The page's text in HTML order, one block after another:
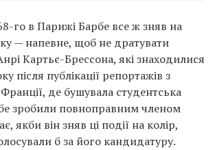
го в Парижі Барбе все ж зняв на
— напевне, щоб не дратувати
Картьє-Брессона, які знаходилися
після публікації репортажів з
де бушувала студентська
зробили повноправним членом
якби він зняв ці події на колір,
б за його кандидатуру.